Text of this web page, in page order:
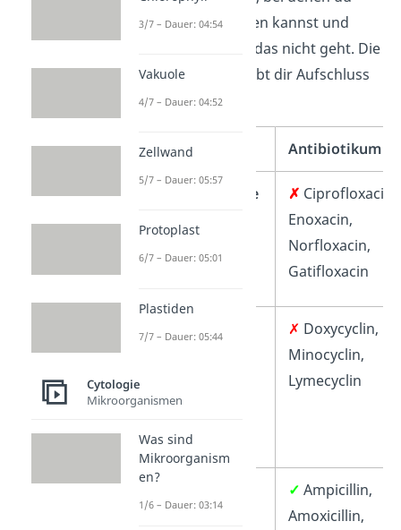
Milchzu dir nehmen kannst und
andere, bei denen das nicht geht. Die
folgende Tabelle gibt dir Aufschluss
darüber.
Gruppe Antibiotikum
Fluorchinolone ✗ Ciprofloxacin,
Enoxacin,
Norfloxacin,
Gatifloxacin
✗ Tetracycline ✗ Doxycyclin,
Minocyclin,
Lymecyclin
Penicilline ✓ Ampicillin,
Amoxicillin,
3/7 – Dauer: 04:54
Vakuole
4/7 – Dauer: 04:52
Zellwand
5/7 – Dauer: 05:57
Protoplast
6/7 – Dauer: 05:01
Plastiden
7/7 – Dauer: 05:44
Cytologie
Mikroorganismen
Was sind
Mikroorganism
en?
1/6 – Dauer: 03:14